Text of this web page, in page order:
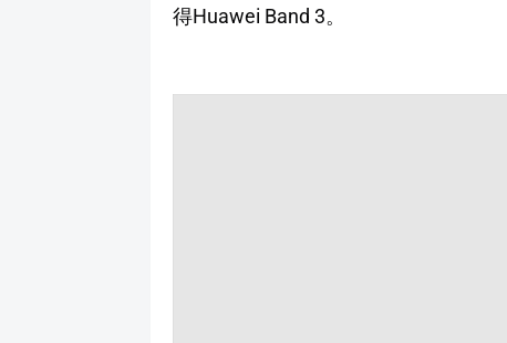
得Huawei Band 3。